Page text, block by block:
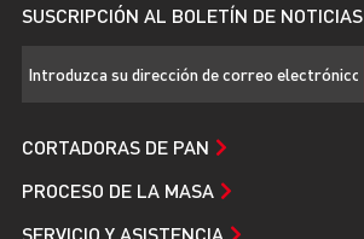
SUSCRIPCIÓN AL BOLETÍN DE NOTICIAS
CORTADORAS DE PAN
PROCESO DE LA MASA
SERVICIO Y ASISTENCIA